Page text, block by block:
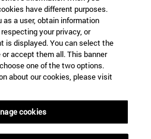
have different purposes.
a user, obtain information
your privacy, or
is displayed. You can select the
accept them all. This banner
one of the two options.
about our cookies, please visit
cookies